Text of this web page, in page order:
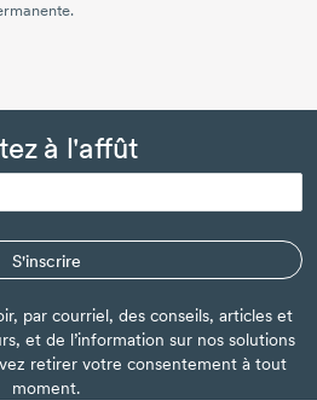
à l'affût
S'inscrire
par courriel, des conseils, articles et
et de l’information sur nos solutions
retirer votre consentement à tout
moment.